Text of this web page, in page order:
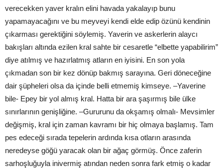
verecekken yaver kralın elini havada yakalayıp bunu
yapamayacağını ve bu meyveyi kendi elde edip özünü kendinin
çıkarması gerektiğini söylemiş. Yaverin ve askerlerin alaycı
bakışları altında ezilen kral sahte bir cesaretle “elbette yapabilirim”
diye atılmış ve hazırlatmış atların en iyisini. En son yola
çıkmadan son bir kez dönüp bakmış sarayına. Geri döneceğine
dair şüpheleri olsa da içinde belli etmemiş kimseye. –Yaverine
bile- Epey bir yol almış kral. Hatta bir ara şaşırmış bile ülke
sınırlarının genişliğine. –Gururunu da okşamış olmalı- Mevsimler
değişmiş, kral için zaman kavramı bir hiç olmaya başlamış. Tam
pes edeceği sırada tepelerin ardında kısa otların arasında
neredeyse göğü yaracak olan bir ağaç görmüş. Önce zaferin
sarhoşluğuyla inivermiş atından neden sonra fark etmiş o kadar